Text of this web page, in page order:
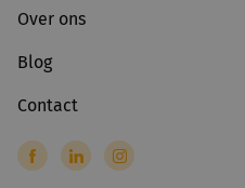
Over ons
Blog
Contact